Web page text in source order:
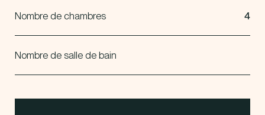
Nombre de chambres 4
Nombre de salle de bain